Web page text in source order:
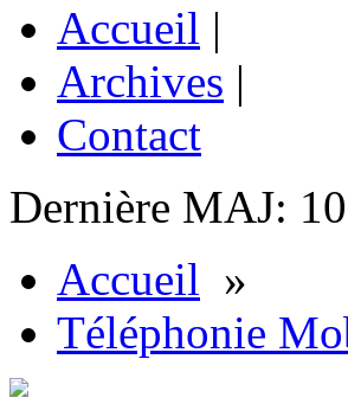
Accueil |
Archives |
Contact
Dernière MAJ:
Accueil »
Téléphonie